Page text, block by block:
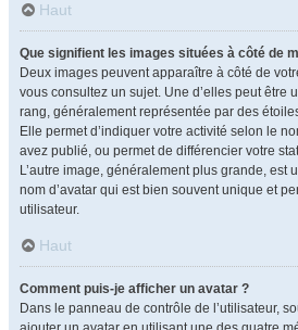
Haut
Que signifient les images situées à côté de
Deux images peuvent apparaître à côté de
vous consultez un sujet. Une d’elles peut être
rang, généralement représentée par des
Elle permet d’indiquer votre activité selon le
avez publié, ou permet de différencier votre
L’autre image, généralement plus grande, est
nom d’avatar qui est bien souvent unique et
utilisateur.
Haut
Comment puis-je afficher un avatar ?
Dans le panneau de contrôle de l’utilisateur,